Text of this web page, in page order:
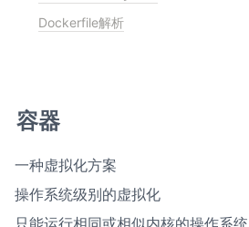
Dockerfile解析
容器
一种虚拟化方案
操作系统级别的虚拟化